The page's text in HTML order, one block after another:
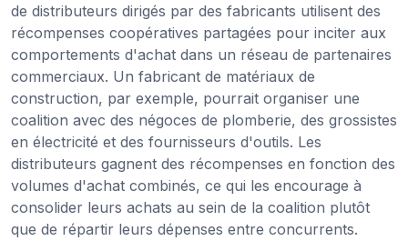
de distributeurs dirigés par des fabricants utilisent des
récompenses coopératives partagées pour inciter aux
comportements d'achat dans un réseau de partenaires
commerciaux. Un fabricant de matériaux de
construction, par exemple, pourrait organiser une
coalition avec des négoces de plomberie, des grossistes
en électricité et des fournisseurs d'outils. Les
distributeurs gagnent des récompenses en fonction des
volumes d'achat combinés, ce qui les encourage à
consolider leurs achats au sein de la coalition plutôt
que de répartir leurs dépenses entre concurrents.